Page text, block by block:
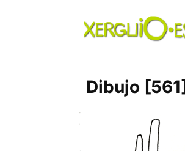
xerguio.ES | ilustración
Dibujo [561]